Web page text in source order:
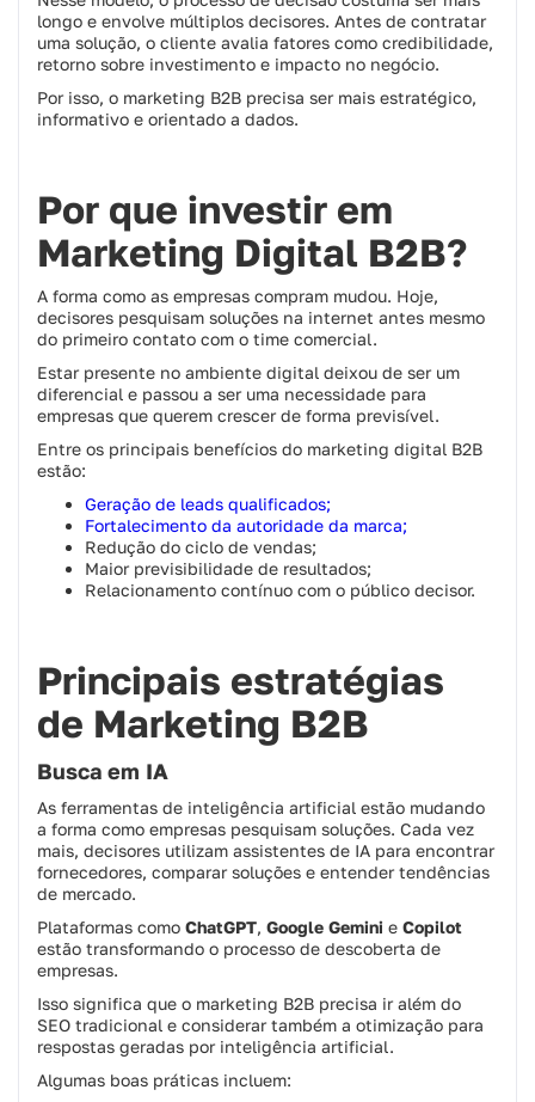
longo e envolve múltiplos decisores. Antes de contratar
uma solução, o cliente avalia fatores como credibilidade,
retorno sobre investimento e impacto no negócio.
Por isso, o marketing B2B precisa ser mais estratégico,
informativo e orientado a dados.
Por que investir em
Marketing Digital B2B?
A forma como as empresas compram mudou. Hoje,
decisores pesquisam soluções na internet antes mesmo
do primeiro contato com o time comercial.
Estar presente no ambiente digital deixou de ser um
diferencial e passou a ser uma necessidade para
empresas que querem crescer de forma previsível.
Entre os principais benefícios do marketing digital B2B
estão:
Geração de leads qualificados;
Fortalecimento da autoridade da marca;
Redução do ciclo de vendas;
Maior previsibilidade de resultados;
Relacionamento contínuo com o público decisor.
Principais estratégias
de Marketing B2B
Busca em IA
As ferramentas de inteligência artificial estão mudando
a forma como empresas pesquisam soluções. Cada vez
mais, decisores utilizam assistentes de IA para encontrar
fornecedores, comparar soluções e entender tendências
de mercado.
Plataformas como ChatGPT, Google Gemini e Copilot
estão transformando o processo de descoberta de
empresas.
Isso significa que o marketing B2B precisa ir além do
SEO tradicional e considerar também a otimização para
respostas geradas por inteligência artificial.
Algumas boas práticas incluem: